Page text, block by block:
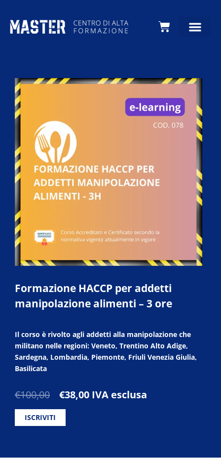
Carrello
Formazione HACCP per addetti
manipolazione alimenti – 3 ore
Il corso è rivolto agli addetti alla manipolazione che
militano nelle regioni: Veneto, Trentino Alto Adige,
Sardegna, Lombardia, Piemonte, Friuli Venezia Giulia,
Basilicata
€100,00
Il
era:
€38,00IlIVA esclusa
ISCRIVITI